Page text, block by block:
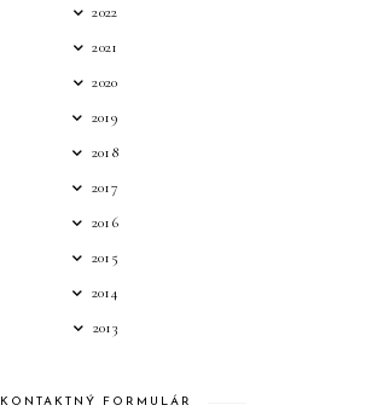
2022
2021
2020
2019
2018
2017
2016
2015
2014
2013
KONTAKTNÝ FORMULÁR